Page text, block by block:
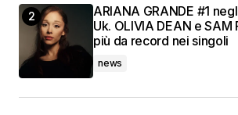
ARIANA GRANDE #1
Uk. OLIVIA DEAN e SAM
più da record nei singoli
news